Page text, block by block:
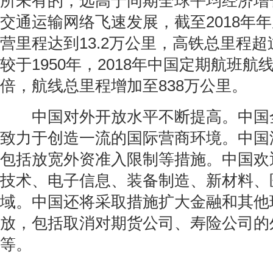
交通运输网络飞速发展，截至2018年
营里程达到13.2万公里，高铁总里程
较于1950年，2018年中国定期航班航
倍，航线总里程增加至838万公里。
中国对外开放水平不断提高。中国
致力于创造一流的国际营商环境。中
包括放宽外资准入限制等措施。中国
技术、电子信息、装备制造、新材料
域。中国还将采取措施扩大金融和其
放，包括取消对期货公司、寿险公司
等。